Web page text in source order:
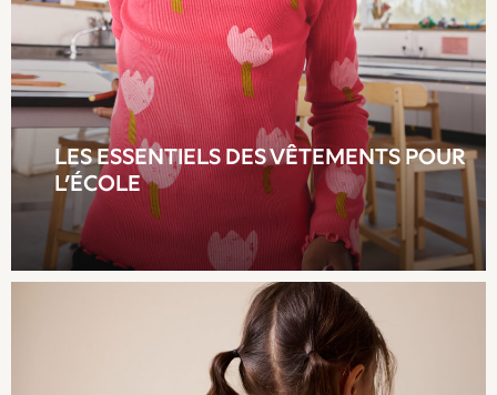
Leggings, Joggers & Shorts
T-Shirts & Vests
Trainers
All Children's Bedroom
BOYS
New In
0-2 Years
3-5 years
6-8 years
9-11 years
12-14 years
Coats & Jackets
LES ESSENTIELS DES VÊTEMENTS POUR
L’ÉCOLE